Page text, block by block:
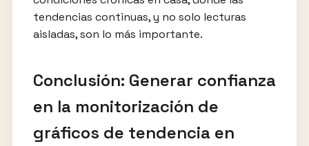
tendencias continuas, y no solo lecturas
aisladas, son lo más importante.
Conclusión: Generar confianza
en la monitorización de
gráficos de tendencia en